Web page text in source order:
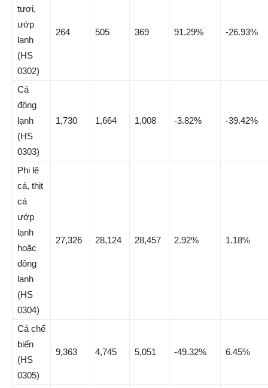
tươi,
ướp
lạnh
(HS
0302)
264 505 369 91.29% -26.93%
Cá
đông
lạnh
(HS
0303)
1,730 1,664 1,008 -3.82% -39.42%
Phi lê
cá, thịt
cá
ướp
lạnh
hoặc
đông
lạnh
(HS
0304)
27,326 28,124 28,457 2.92% 1.18%
Cá chế
biến
(HS
0305)
9,363 4,745 5,051 -49.32% 6.45%